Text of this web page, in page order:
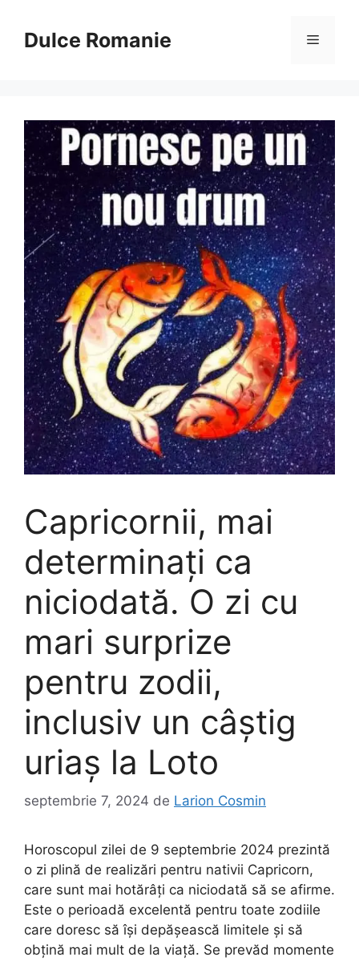
conținutDulce Romanie Meniu
Capricornii, mai
determinați ca
niciodată. O zi cu
mari surprize
pentru zodii,
inclusiv un câștig
uriaș la Loto
septembrie 7, 2024 de Larion Cosmin
Horoscopul zilei de 9 septembrie 2024 prezintă
o zi plină de realizări pentru nativii Capricorn,
care sunt mai hotărâți ca niciodată să se afirme.
Este o perioadă excelentă pentru toate zodiile
care doresc să își depășească limitele și să
obțină mai mult de la viață. Se prevăd momente